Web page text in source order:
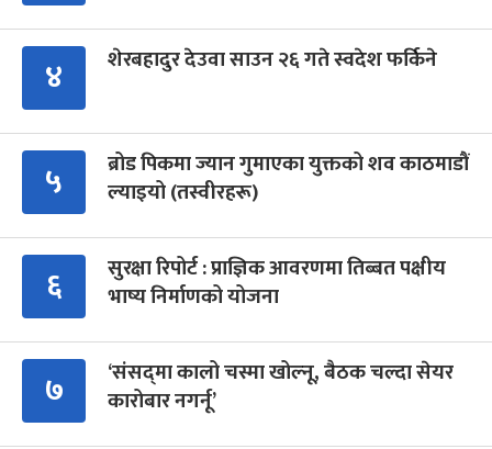
४ शेरबहादुर देउवा साउन २६ गते स्वदेश फर्किने
५
ब्रोड पिकमा ज्यान गुमाएका युक्तको शव काठमाडौं
ल्याइयो (तस्वीरहरू)
६
सुरक्षा रिपोर्ट : प्राज्ञिक आवरणमा तिब्बत पक्षीय
भाष्य निर्माणको योजना
७
‘संसद्‍मा कालो चस्मा खोल्नू, बैठक चल्दा सेयर
कारोबार नगर्नू’